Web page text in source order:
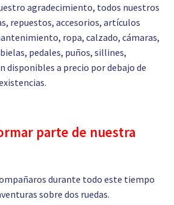
agradecimiento, todos nuestros
repuestos, accesorios, artículos
ropa, calzado, cámaras,
pedales, puños, sillines,
disponibles a precio por debajo de
parte de nuestra
durante todo este tiempo
sobre dos ruedas.